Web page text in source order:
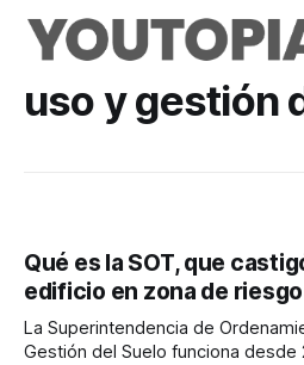
uso y gestión
Qué es la SOT, que
edificio en zona de riesgo
La Superintendencia de
Gestión del Suelo funciona desde